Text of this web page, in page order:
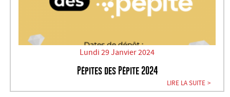
Lundi 29 Janvier 2024
Pépites des Pépite 2024
LIRE LA SUITE